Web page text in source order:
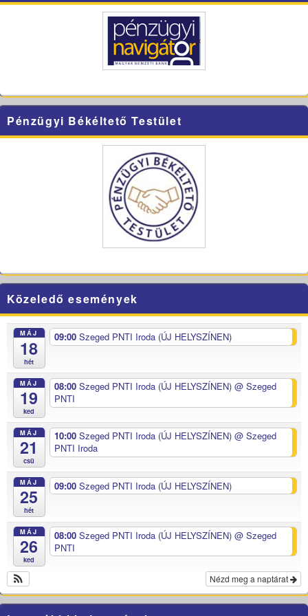
Pénzügyi Békéltető Testület
Közeledő események
MÁJ
18
hét
09:00 Szeged PNTI Iroda (ÚJ HELYSZÍNEN)
MÁJ
19
ked
08:00 Szeged PNTI Iroda (ÚJ HELYSZÍNEN) @ Szeged
PNTI
MÁJ
21
csü
10:00 Szeged PNTI Iroda (ÚJ HELYSZÍNEN) @ Szeged
PNTI Iroda
MÁJ
25
hét
09:00 Szeged PNTI Iroda (ÚJ HELYSZÍNEN)
MÁJ
26
ked
08:00 Szeged PNTI Iroda (ÚJ HELYSZÍNEN) @ Szeged
PNTI
Nézd meg a naptárat